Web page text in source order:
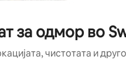
за одмор во
чистотата и